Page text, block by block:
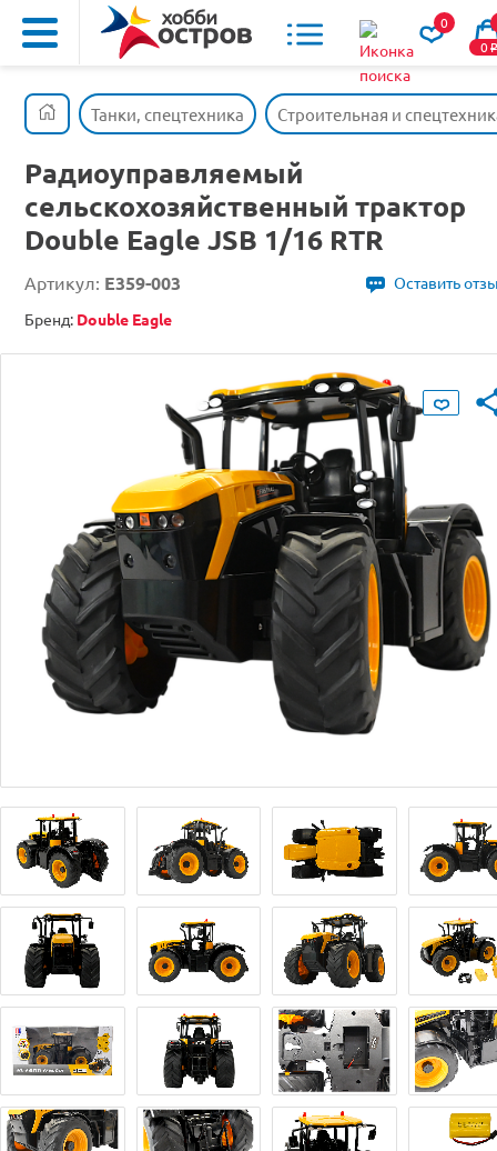
0
0o
Танки, спецтехника Строительная и
Радиоуправляемый
сельскохозяйственный трактор
Double Eagle JSB 1/16 RTR
Артикул: E359-003
Оставить
Бренд: Double Eagle